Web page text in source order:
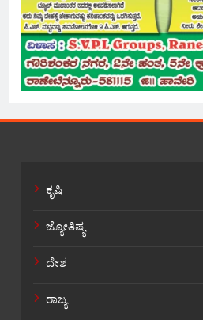
ಕೃಷಿ
ಜ್ಯೋತಿಷ್ಯ
ದೇಶ
ರಾಜ್ಯ